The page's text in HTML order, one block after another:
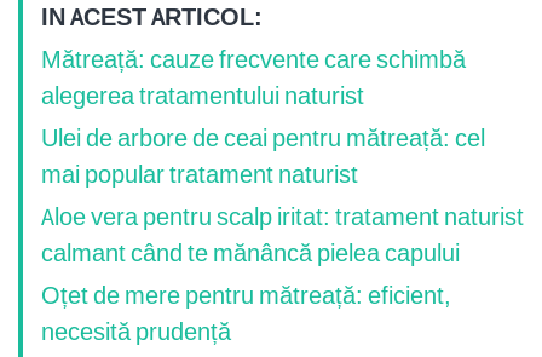
IN ACEST ARTICOL:
Mătreață: cauze frecvente care schimbă
alegerea tratamentului naturist
Ulei de arbore de ceai pentru mătreață: cel
mai popular tratament naturist
Aloe vera pentru scalp iritat: tratament naturist
calmant când te mănâncă pielea capului
Oțet de mere pentru mătreață: eficient,
necesită prudență